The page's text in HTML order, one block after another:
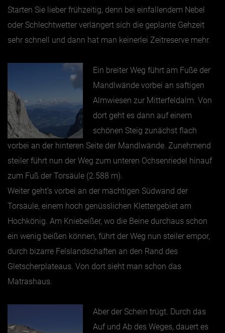
Starten Sie lieber frühzeitig, denn bei einfallendem Nebel
oder Schlechtwetter verlängert sich die geplante Gehzeit
sehr schnell und dann hat man keinerlei Zeitreserve mehr.
Ein breiter Weg führt am Fuße der
Mandlwände vorbei an saftigen
Almwiesen zur Mitterfeldalm. Von
dort geht es dann auf einem
schönen Steig zunächst flach
vorbei an der hinteren Seite der Mandlwände. Zunehmend
steiler führt nun der Weg zum unteren Ochsenriedel hinauf
zum Fuß der Torsäule (2.588 m).
Weiter geht’s vorbei an der mächtigen Südwand der
Torsäule, einem hoch genüsslichen Klettergebiet am
Hochkönig. Am Kniebeißer, wo die Beine durchaus schon
ein wenig beißen können, führt der Weg nun steiler empor,
durch bizarre Felslandschaften an den Rand des
Gletscherplateaus. Von dort sieht man schon das
Matrashaus.
Aber der Schein trügt. Durch das
Auf und Ab des Weges, dauert es